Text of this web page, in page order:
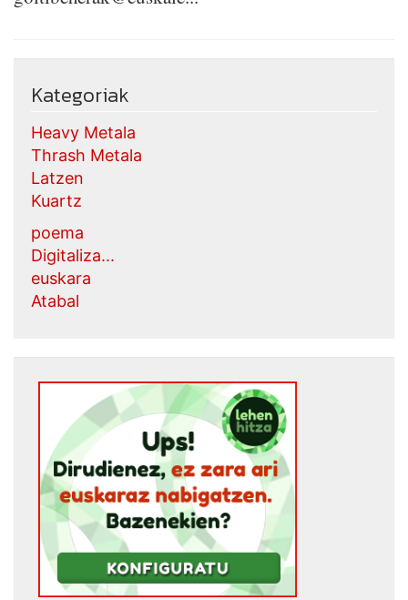
Kategoriak
Heavy Metala
Thrash Metala
Latzen
Kuartz
poema
Digitaliza...
euskara
Atabal